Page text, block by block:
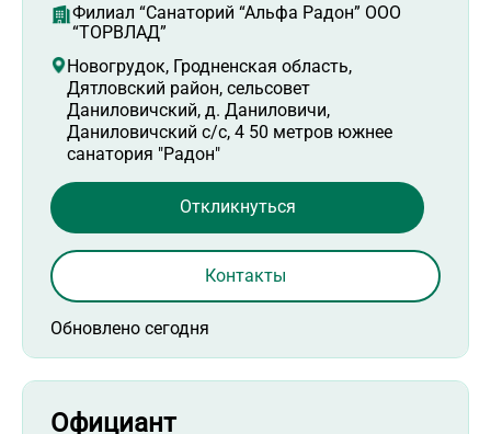
Филиал “Санаторий “Альфа Радон” ООО
“ТОРВЛАД”
Новогрудок, Гродненская область,
Дятловский район, сельсовет
Даниловичский, д. Даниловичи,
Даниловичский с/с, 4 50 метров южнее
санатория "Радон"
Обновлено сегодня
Откликнуться
Контакты
Официант